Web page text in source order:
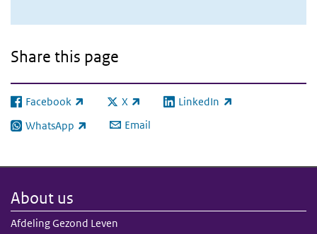
Share this page
Facebook
(link is external) X
(link is external)LinkedIn
(link is external)
WhatsApp
(link is external) Email
About us
Afdeling Gezond Leven